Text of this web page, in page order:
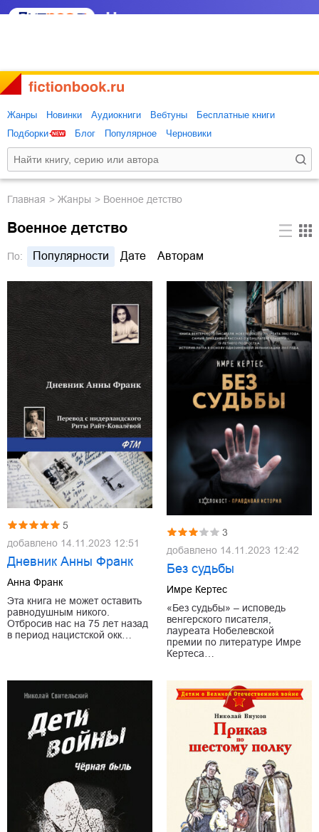
Жанры Новинки Аудиокниги Вебтуны
Бесплатные книги
Подборки
Блог Популярное Черновики
Главная Жанры Военное детство
Военное детство
По: Популярности Дате Авторам
5
добавлено 14.11.2023 12:51
Дневник Анны Франк
Анна Франк
Эта книга не может оставить
равнодушным никого.
Отбросив нас на 75 лет назад
в период нацистской окк…
3
добавлено 14.11.2023 12:42
Без судьбы
Имре Кертес
«Без судьбы» – исповедь
венгерского писателя,
лауреата Нобелевской
премии по литературе Имре
Кертеса…